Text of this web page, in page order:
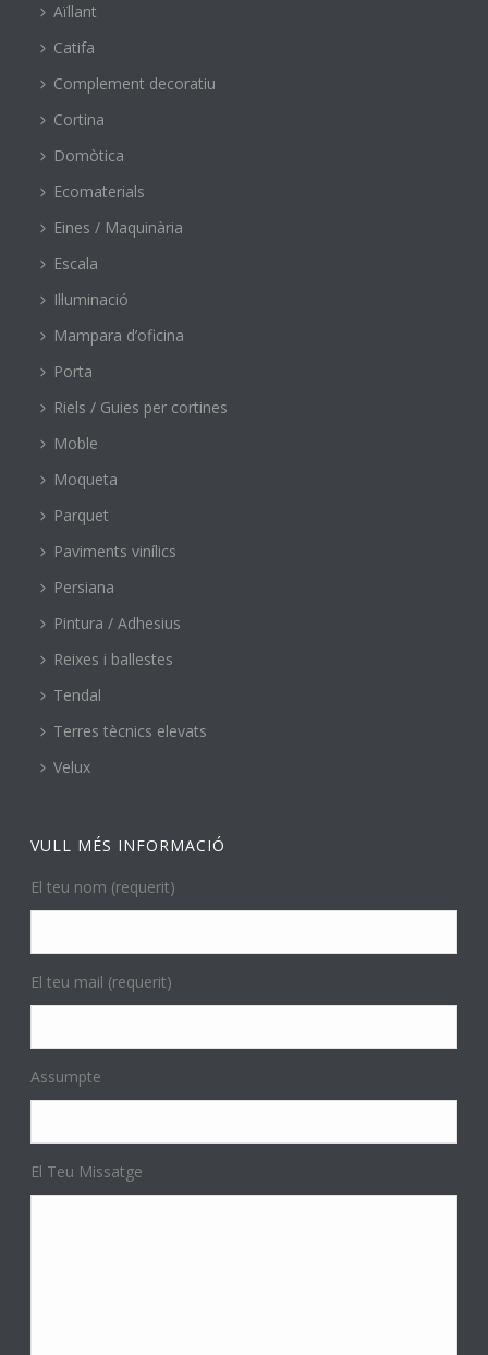
Aïllant
Catifa
Complement decoratiu
Cortina
Domòtica
Ecomaterials
Eines / Maquinària
Escala
Il·luminació
Mampara d’oficina
Porta
Riels / Guies per cortines
Moble
Moqueta
Parquet
Paviments vinílics
Persiana
Pintura / Adhesius
Reixes i ballestes
Tendal
Terres tècnics elevats
Velux
VULL MÉS INFORMACIÓ
El teu nom (requerit)
El teu mail (requerit)
Assumpte
El Teu Missatge